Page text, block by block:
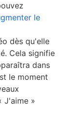
le
dès qu'elle
Cela signifie
dans
le moment
J'aime »